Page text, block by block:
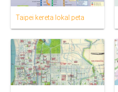
Taipei kereta lokal peta